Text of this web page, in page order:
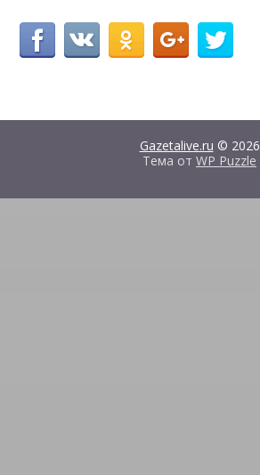
Gazetalive.ru © 2026
Тема от WP Puzzle